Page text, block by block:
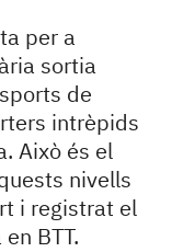
per a
sortia
de
intrèpids
Això és el
nivells
i registrat el
BTT.